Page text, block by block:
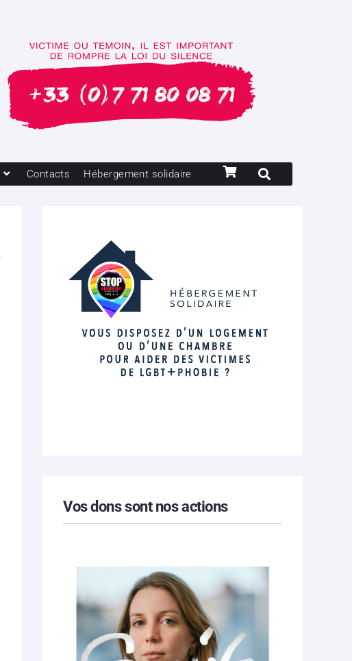
Contacts Hébergement solidaire
Vos dons sont nos actions